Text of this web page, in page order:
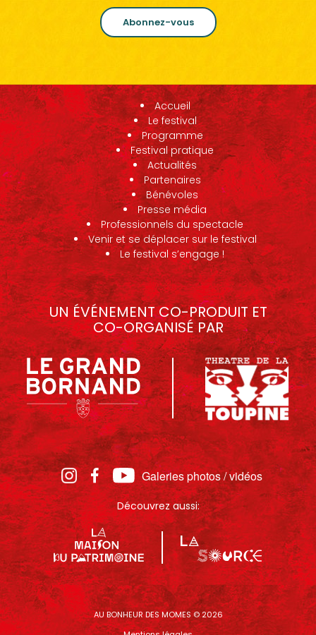
Abonnez-vous
Accueil
Le festival
Programme
Festival pratique
Actualités
Partenaires
Bénévoles
Presse média
Professionnels du spectacle
Venir et se déplacer sur le festival
Le festival s’engage !
UN ÉVÉNEMENT CO-PRODUIT ET
CO-ORGANISÉ PAR
Galeries photos / vidéos
Découvrez aussi:
AU BONHEUR DES MOMES © 2026